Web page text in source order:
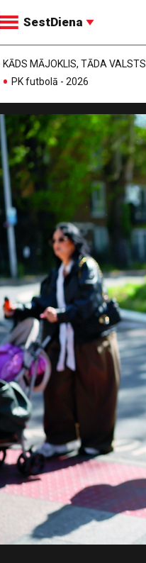
SestDiena
MĀJOKLIS, TĀDA VALSTS
PK futbolā - 2026